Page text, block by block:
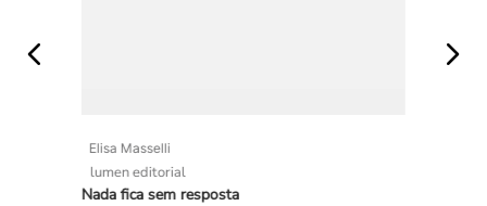
Elisa Masselli
lumen editorial
Nada fica sem resposta